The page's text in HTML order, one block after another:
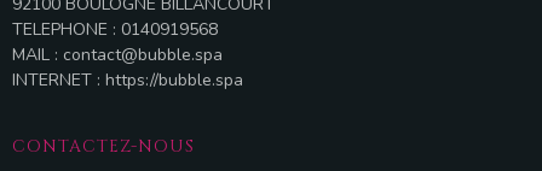
TELEPHONE : 0140919568
MAIL : contact@bubble.spa
INTERNET : https://bubble.spa
CONTACTEZ-NOUS